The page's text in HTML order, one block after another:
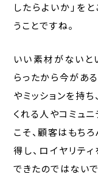
したらよいか」を
うことですね。
いい素材がないと
らったから今があ
やミッションを持
くれる人やコミュ
こそ、顧客はもち
得し、ロイヤリテ
できたのではないで